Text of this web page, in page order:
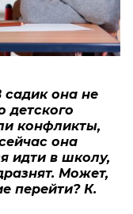
садик она не
детского
конфликты,
она
идти в школу,
Может,
перейти? К.